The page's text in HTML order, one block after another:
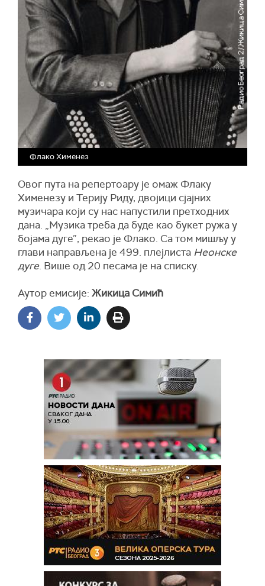
Флако Хименез
Овог пута на репертоару је омаж Флаку
Хименезу и Терију Риду, двојици сјајних
музичара који су нас напустили претходних
дана. „Музика треба да буде као букет ружа у
бојама дуге”, рекао је Флако. Са том мишљу у
глави направљена је 499. плејлиста Неонске
дуге. Више од 20 песама је на списку.
Аутор емисије: Жикица Симић